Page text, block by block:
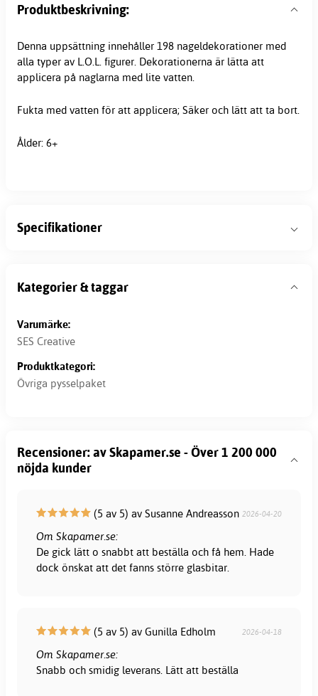
Produktbeskrivning:
Denna uppsättning innehåller 198 nageldekorationer med
alla typer av L.O.L. figurer. Dekorationerna är lätta att
applicera på naglarna med lite vatten.
Fukta med vatten för att applicera; Säker och lätt att ta bort.
Ålder: 6+
Specifikationer
Kategorier & taggar
Varumärke:
SES Creative
Produktkategori:
Övriga pysselpaket
Recensioner: av Skapamer.se - Över 1 200 000
nöjda kunder
(5 av 5) av Susanne Andreasson 2026-04-20
Om Skapamer.se:
De gick lätt o snabbt att beställa och få hem. Hade
dock önskat att det fanns större glasbitar.
(5 av 5) av Gunilla Edholm 2026-04-18
Om Skapamer.se:
Snabb och smidig leverans. Lätt att beställa